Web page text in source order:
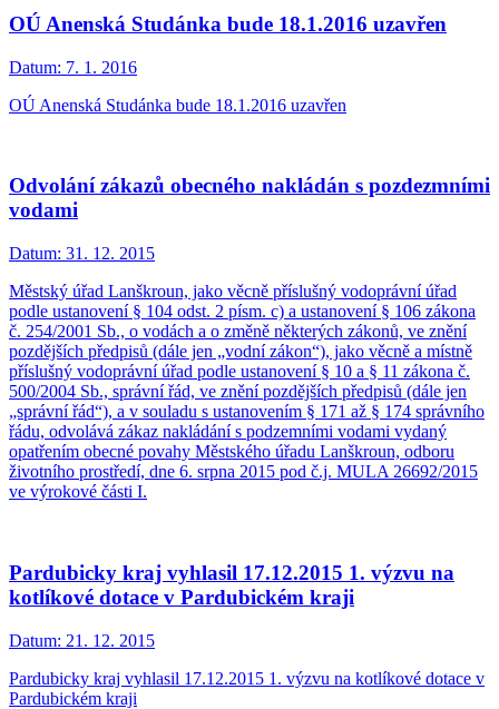
OÚ Anenská Studánka bude 18.1.2016 uzavřen
Datum: 7. 1. 2016
OÚ Anenská Studánka bude 18.1.2016 uzavřen
Odvolání zákazů obecného nakládán s pozdezmními
vodami
Datum: 31. 12. 2015
Městský úřad Lanškroun, jako věcně příslušný vodoprávní úřad
podle ustanovení § 104 odst. 2 písm. c) a ustanovení § 106 zákona
č. 254/2001 Sb., o vodách a o změně některých zákonů, ve znění
pozdějších předpisů (dále jen „vodní zákon“), jako věcně a místně
příslušný vodoprávní úřad podle ustanovení § 10 a § 11 zákona č.
500/2004 Sb., správní řád, ve znění pozdějších předpisů (dále jen
„správní řád“), a v souladu s ustanovením § 171 až § 174 správního
řádu, odvolává zákaz nakládání s podzemními vodami vydaný
opatřením obecné povahy Městského úřadu Lanškroun, odboru
životního prostředí, dne 6. srpna 2015 pod č.j. MULA 26692/2015
ve výrokové části I.
Pardubicky kraj vyhlasil 17.12.2015 1. výzvu na
kotlíkové dotace v Pardubickém kraji
Datum: 21. 12. 2015
Pardubicky kraj vyhlasil 17.12.2015 1. výzvu na kotlíkové dotace v
Pardubickém kraji